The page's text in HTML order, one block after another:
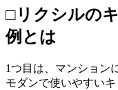
□リクシルの
例とは
1つ目は、マンション
モダンで使いやすいキ